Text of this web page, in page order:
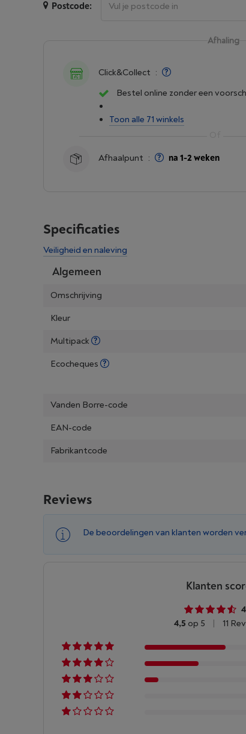
Postcode:
Afhaling
Click&Collect :
Bestel online zonder een
Toon alle 71 winkels
Afhaalpunt : na 1-2 weken
Specificaties
Veiligheid en naleving
Algemeen
Omschrijving
Kleur
Multipack
Ecocheques
Vanden Borre-code
EAN-code
Fabrikantcode
Reviews
De beoordelingen van klanten worden
Klanten
4,5 op 5 11